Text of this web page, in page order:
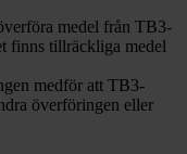
medel från TB3-
finns tillräckliga medel
medför att TB3-
överföringen eller